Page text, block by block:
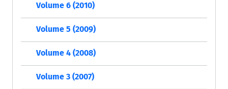
Volume 6 (2010)
Volume 5 (2009)
Volume 4 (2008)
Volume 3 (2007)